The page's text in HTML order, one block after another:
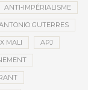
ANTI-IMPÉRIALISME
GUTERRES
MALI APJ